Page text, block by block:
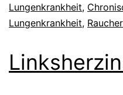
Lungenkrankheit,
Lungenkrankheit,